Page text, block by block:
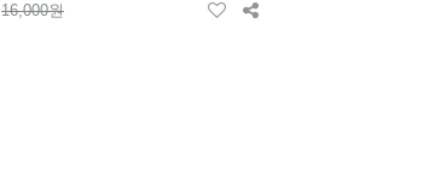
16,000원